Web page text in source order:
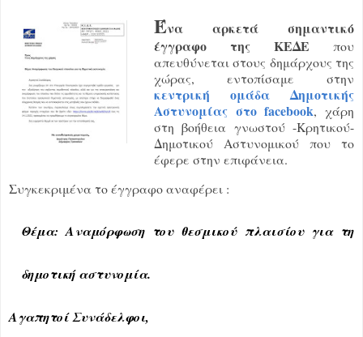
Ένα αρκετά σημαντικό
έγγραφο της ΚΕΔΕ που
απευθύνεται στους δημάρχους της
χώρας, εντοπίσαμε στην
κεντρική ομάδα Δημοτικής
Αστυνομίας στο facebook, χάρη
στη βοήθεια γνωστού -Κρητικού-
Δημοτικού Αστυνομικού που το
έφερε στην επιφάνεια.
Συγκεκριμένα το έγγραφο αναφέρει :
Θέμα: Αναμόρφωση του θεσμικού πλαισίου για τη
δημοτική αστυνομία.
Αγαπητοί Συνάδελφοι,